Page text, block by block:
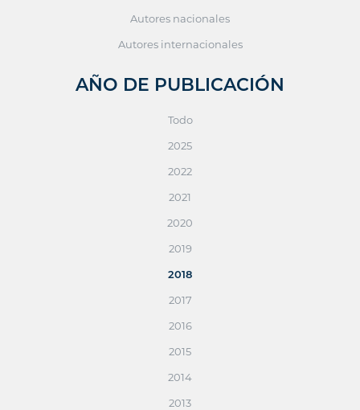
Autores nacionales
Autores internacionales
AÑO DE PUBLICACIÓN
Todo
2025
2022
2021
2020
2019
2018
2017
2016
2015
2014
2013